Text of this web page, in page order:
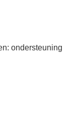
ondersteuning